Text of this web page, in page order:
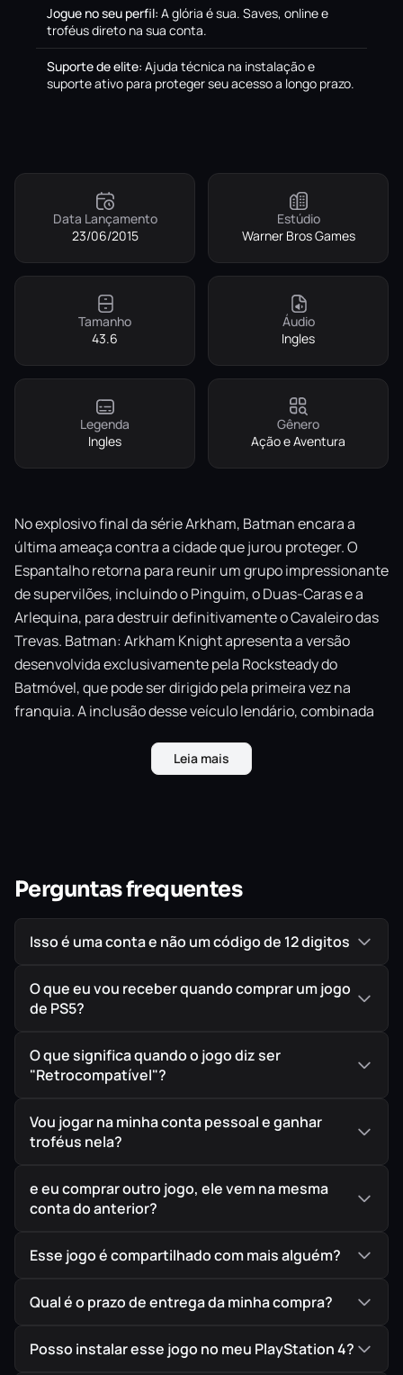
Jogue no seu perfil: A glória é sua. Saves, online e
troféus direto na sua conta.
Suporte de elite: Ajuda técnica na instalação e
suporte ativo para proteger seu acesso a longo prazo.
Data Lançamento
23/06/2015
Estúdio
Warner Bros Games
Tamanho
43.6
Áudio
Ingles
Legenda
Ingles
Gênero
Ação e Aventura
No explosivo final da série Arkham, Batman encara a
última ameaça contra a cidade que jurou proteger. O
Espantalho retorna para reunir um grupo impressionante
de supervilões, incluindo o Pinguim, o Duas-Caras e a
Arlequina, para destruir definitivamente o Cavaleiro das
Trevas. Batman: Arkham Knight apresenta a versão
desenvolvida exclusivamente pela Rocksteady do
Batmóvel, que pode ser dirigido pela primeira vez na
franquia. A inclusão desse veículo lendário, combinada
oferece aos jogadores a experiência definitiva de jogar
como Batman enquanto percorrem as ruas e voam pelo
Leia mais
Perguntas frequentes
Isso é uma conta e não um código de 12 digitos
O que eu vou receber quando comprar um jogo
de PS5?
O que significa quando o jogo diz ser
"Retrocompatível"?
Vou jogar na minha conta pessoal e ganhar
troféus nela?
e eu comprar outro jogo, ele vem na mesma
conta do anterior?
Esse jogo é compartilhado com mais alguém?
Qual é o prazo de entrega da minha compra?
Posso instalar esse jogo no meu PlayStation 4?